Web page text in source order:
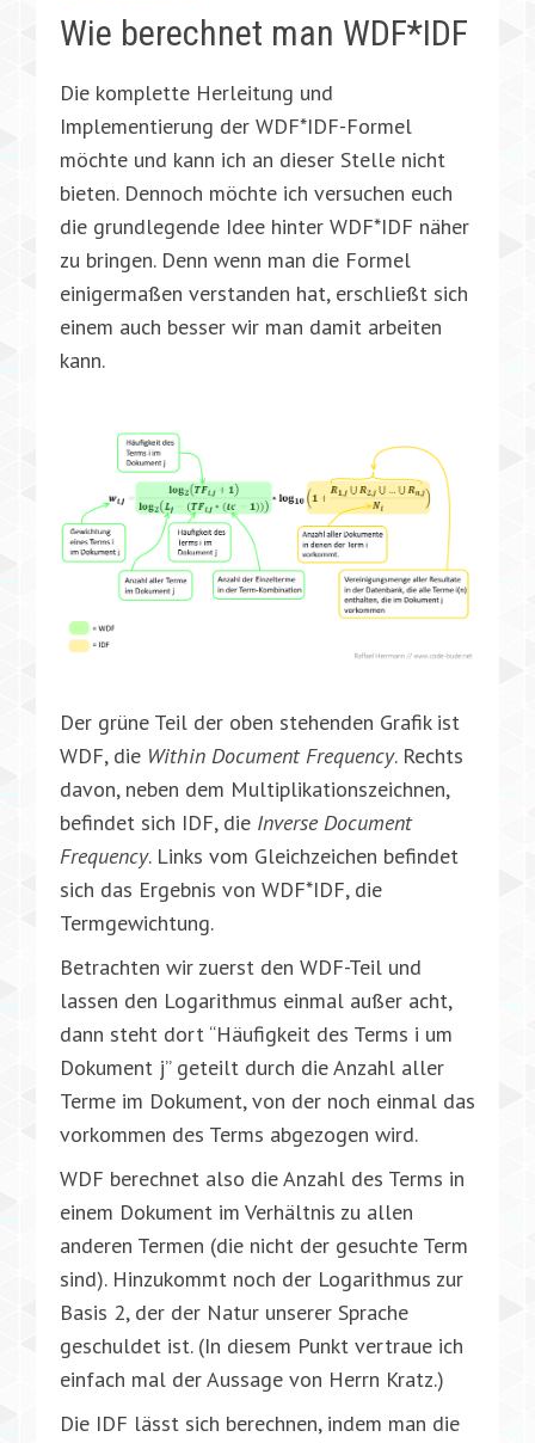
Wie berechnet man WDF*IDF
Die komplette Herleitung und
Implementierung der WDF*IDF-Formel
möchte und kann ich an dieser Stelle nicht
bieten. Dennoch möchte ich versuchen euch
die grundlegende Idee hinter WDF*IDF näher
zu bringen. Denn wenn man die Formel
einigermaßen verstanden hat, erschließt sich
einem auch besser wir man damit arbeiten
kann.
Der grüne Teil der oben stehenden Grafik ist
WDF, die Within Document Frequency. Rechts
davon, neben dem Multiplikationszeichnen,
befindet sich IDF, die Inverse Document
Frequency. Links vom Gleichzeichen befindet
sich das Ergebnis von WDF*IDF, die
Termgewichtung.
Betrachten wir zuerst den WDF-Teil und
lassen den Logarithmus einmal außer acht,
dann steht dort “Häufigkeit des Terms i um
Dokument j” geteilt durch die Anzahl aller
Terme im Dokument, von der noch einmal das
vorkommen des Terms abgezogen wird.
WDF berechnet also die Anzahl des Terms in
einem Dokument im Verhältnis zu allen
anderen Termen (die nicht der gesuchte Term
sind). Hinzukommt noch der Logarithmus zur
Basis 2, der der Natur unserer Sprache
geschuldet ist. (In diesem Punkt vertraue ich
einfach mal der Aussage von Herrn Kratz.)
Die IDF lässt sich berechnen, indem man die